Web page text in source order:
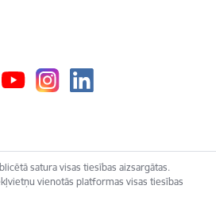
satura visas tiesības aizsargātas.
vienotās platformas visas tiesības